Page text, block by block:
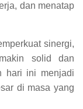
dan menatap
sinergi,
solid dan
hari ini menjadi
di masa yang